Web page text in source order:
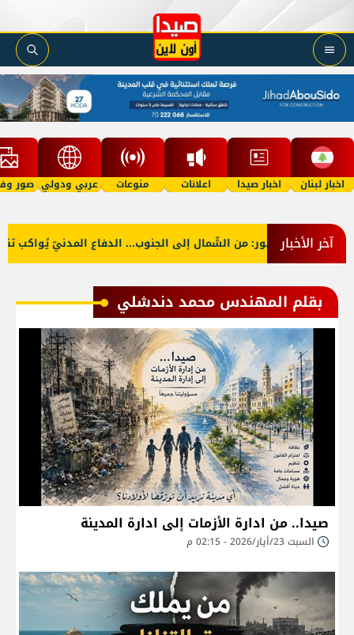
اخبار لبنان اخبار صيدا اعلانات منوعات عربي ودولي صور
آخر الأخبار
بالصّور: من الشّمال إلى الجنوب... الدفاع المدنيّ يُواكب
بقلم المهندس محمد دندشلي
صيدا.. من ادارة الأزمات إلى ادارة المدينة
السبت 23/أيار/2026 - 02:15 م